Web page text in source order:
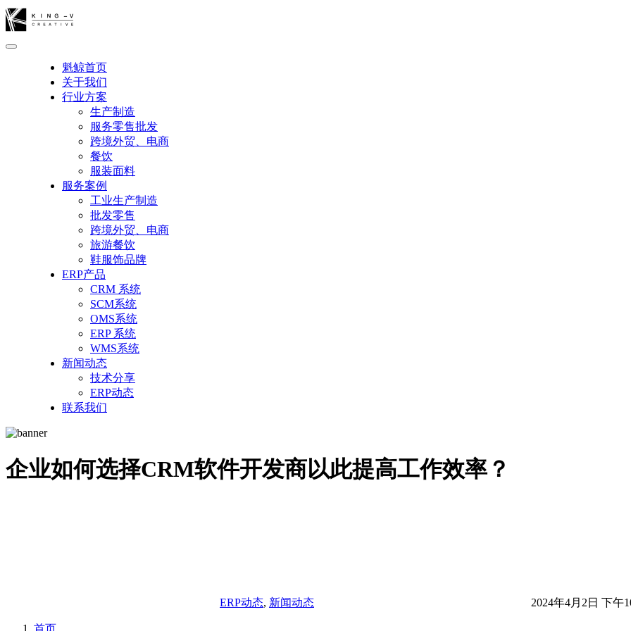
魁鲸首页
关于我们
行业方案
生产制造
服务零售批发
跨境外贸、电商
餐饮
服装面料
服务案例
工业生产制造
批发零售
跨境外贸、电商
旅游餐饮
鞋服饰品牌
ERP产品
CRM 系统
SCM系统
OMS系统
ERP 系统
WMS系统
新闻动态
技术分享
ERP动态
联系我们
企业如何选择CRM软件开发商以此提高工作效率？
ERP动态, 新闻动态 2024年4月2日 下午
首页